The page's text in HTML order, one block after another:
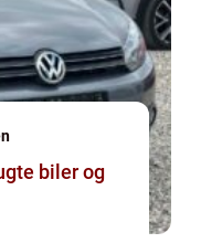
biler og